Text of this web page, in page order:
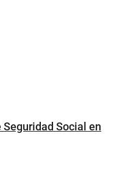
Social en